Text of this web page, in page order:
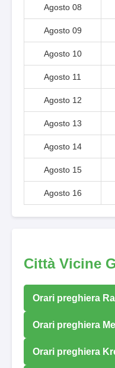
Agosto 08
Agosto 09
Agosto 10
Agosto 11
Agosto 12
Agosto 13
Agosto 14
Agosto 15
Agosto 16
Città Vicine
Orari preghiera
Orari preghiera
Orari preghiera